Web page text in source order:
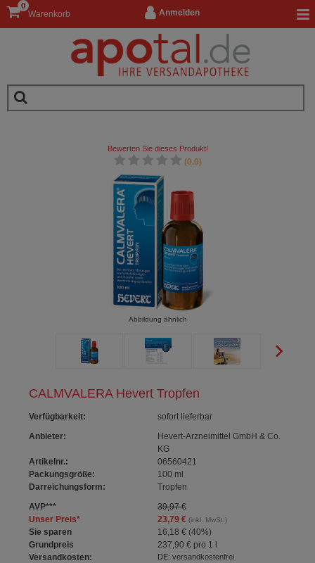
Anmelden
Warenkorb
0
CALMVALERA Hevert Tropfen
Verfügbarkeit:
sofort lieferbar
Anbieter:
Hevert-Arzneimittel GmbH & Co.
KG
Artikelnr.:
06560421
Packungsgröße:
100 ml
Darreichungsform:
Tropfen
AVP***
39,97 €
Unser Preis* 23,79 €(inkl. MwSt.)
Sie sparen 16,18 € (40%)
Grundpreis
237,90 €pro 1 l
Versandkosten:
DE: versandkostenfrei
Bewerten Sie dieses Produkt!
(0.0)
Abbildung ähnlich